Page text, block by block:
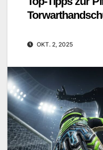
OKT. 2, 2025